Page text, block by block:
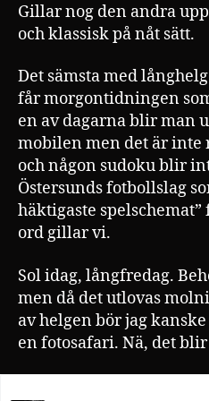
Gillar nog den andra
och klassisk på nåt sätt.
Det sämsta med
får morgontidningen
en av dagarna blir man
mobilen men det är inte
och någon sudoku blir
Östersunds fotbollslag
häktigaste
ord gillar vi.
Sol idag, långfredag.
men då det utlovas
av helgen bör jag
en fotosafari. Nä, det